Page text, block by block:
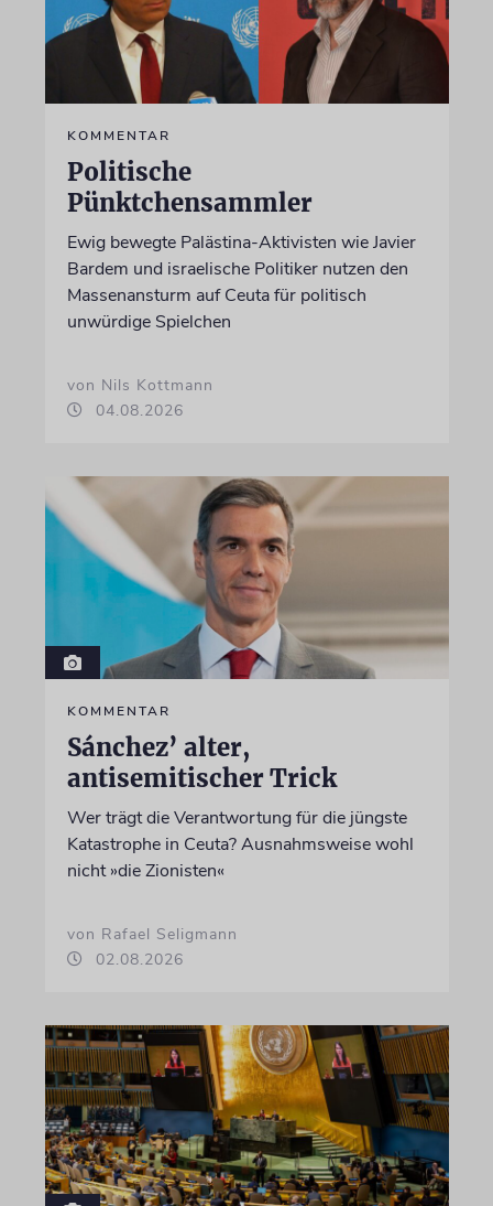
KOMMENTAR
Politische
Pünktchensammler
Ewig bewegte Palästina-Aktivisten wie Javier
Bardem und israelische Politiker nutzen den
Massenansturm auf Ceuta für politisch
unwürdige Spielchen
von Nils Kottmann
04.08.2026
KOMMENTAR
Sánchez’ alter,
antisemitischer Trick
Wer trägt die Verantwortung für die jüngste
Katastrophe in Ceuta? Ausnahmsweise wohl
nicht »die Zionisten«
von Rafael Seligmann
02.08.2026